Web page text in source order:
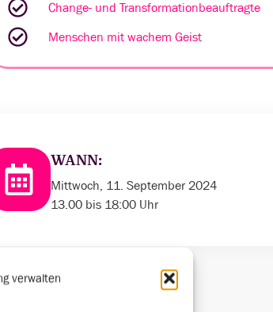
verwalten
Change- und Transformationbeauftragte
Menschen mit wachem Geist
WANN:
Mittwoch, 11. September 2024
13.00 bis 18:00 Uhr